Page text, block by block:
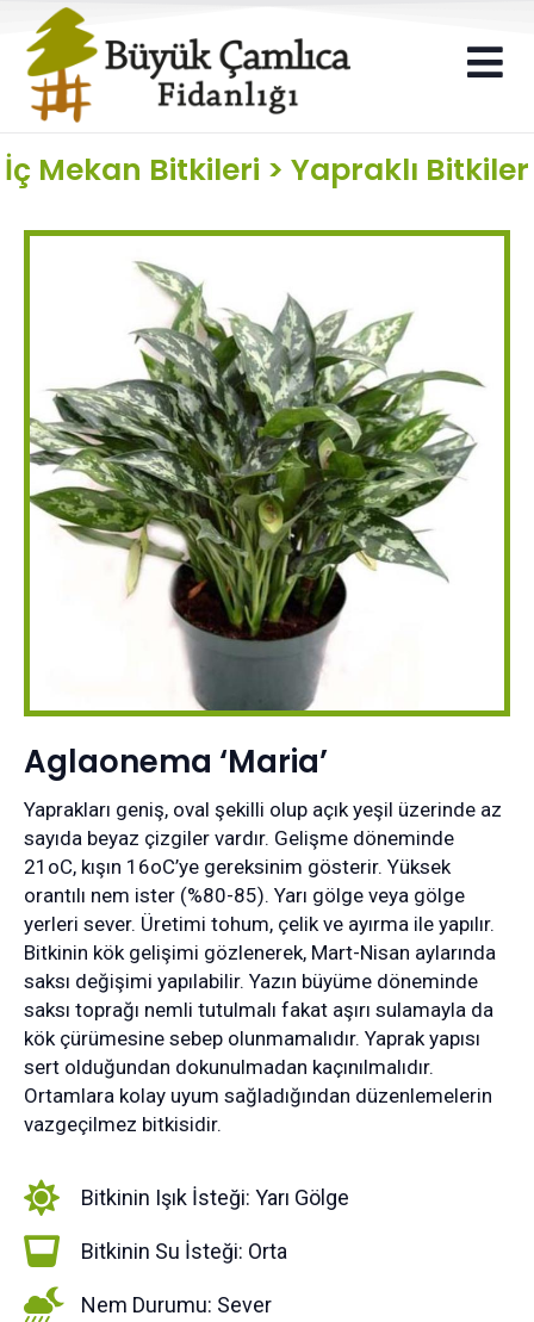
İç Mekan Bitkileri > Yapraklı Bitkiler
Aglaonema ‘Maria’
Yaprakları geniş, oval şekilli olup açık yeşil üzerinde az
sayıda beyaz çizgiler vardır. Gelişme döneminde
21oC, kışın 16oC’ye gereksinim gösterir. Yüksek
orantılı nem ister (%80-85). Yarı gölge veya gölge
yerleri sever. Üretimi tohum, çelik ve ayırma ile yapılır.
Bitkinin kök gelişimi gözlenerek, Mart-Nisan aylarında
saksı değişimi yapılabilir. Yazın büyüme döneminde
saksı toprağı nemli tutulmalı fakat aşırı sulamayla da
kök çürümesine sebep olunmamalıdır. Yaprak yapısı
sert olduğundan dokunulmadan kaçınılmalıdır.
Ortamlara kolay uyum sağladığından düzenlemelerin
vazgeçilmez bitkisidir.
Bitkinin Işık İsteği: Yarı Gölge
Bitkinin Su İsteği: Orta
Nem Durumu: Sever